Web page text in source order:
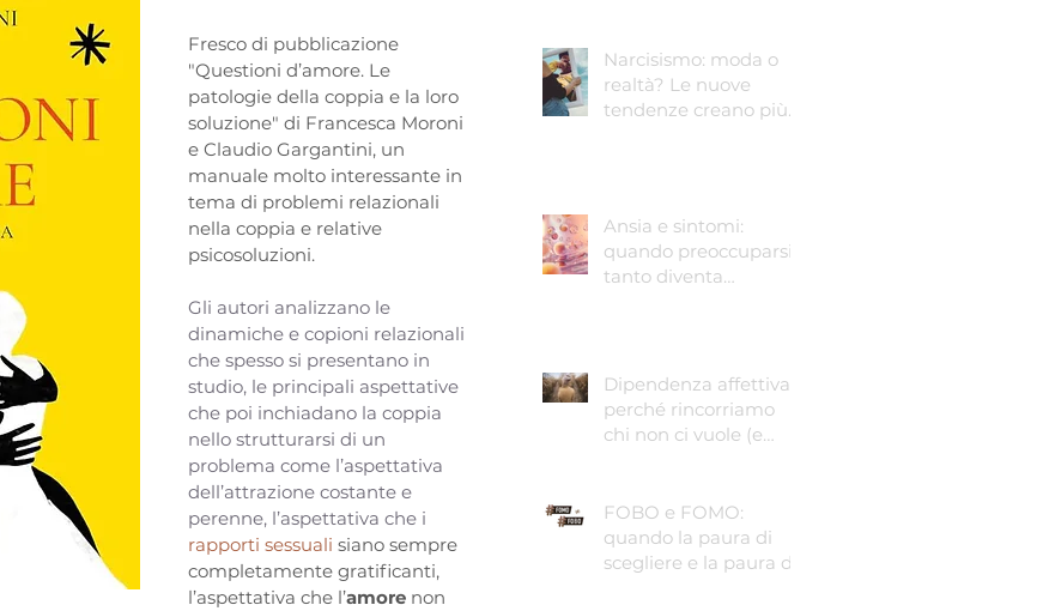
Fresco di pubblicazione
"Questioni d’amore. Le
patologie della coppia e la loro
soluzione" di Francesca Moroni
e Claudio Gargantini, un
manuale molto interessante in
tema di problemi relazionali
nella coppia e relative
psicosoluzioni.
Gli autori analizzano le
dinamiche e copioni relazionali
che spesso si presentano in
studio, le principali aspettative
che poi inchiadano la coppia
nello strutturarsi di un
problema come l’aspettativa
dell’attrazione costante e
perenne, l’aspettativa che i
rapporti sessuali siano sempre
completamente gratificanti,
l’aspettativa che l’amore non
Narcisismo: moda o
realtà? Le nuove
tendenze creano più
Ansia e sintomi:
quando preoccuparsi
tanto diventa
Dipendenza affettiva:
perché rincorriamo
chi non ci vuole (e
FOBO e FOMO:
quando la paura di
scegliere e la paura di